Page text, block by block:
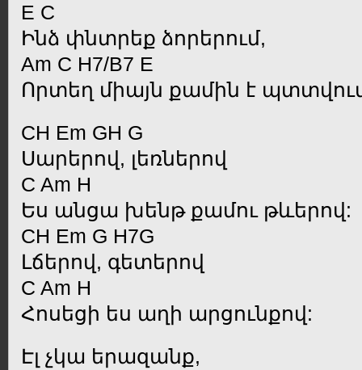
E C
Ինձ փնտրեք ձորերում,
Am C H7/B7 E
Որտեղ միայն քամին է
CH Em GH G
Սարերով, լեռներով
C Am H
Ես անցա խենթ քամու թևերով:
CH Em G H7G
Լճերով, գետերով
C Am H
Հոսեցի ես աղի արցունքով:
Էլ չկա երազանք,